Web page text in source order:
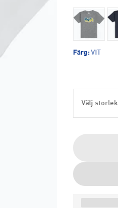
Färg: VIT
Välj storlek